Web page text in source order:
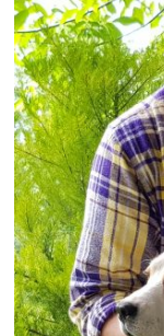
Potete
inserendo il